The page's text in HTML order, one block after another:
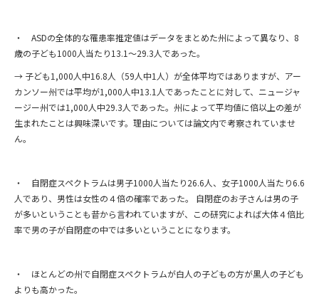
・ ASDの全体的な罹患率推定値はデータをまとめた州によって異なり、8
歳の子ども1000人当たり13.1～29.3人であった。
→ 子ども1,000人中16.8人（59人中1人）が全体平均ではありますが、アー
カンソー州では平均が1,000人中13.1人であったことに対して、ニュージャ
ージー州では1,000人中29.3人であった。州によって平均値に倍以上の差が
生まれたことは興味深いです。理由については論文内で考察されていませ
ん。
・ 自閉症スペクトラムは男子1000人当たり26.6人、女子1000人当たり6.6
人であり、男性は女性の４倍の確率であった。 自閉症のお子さんは男の子
が多いということも昔から言われていますが、この研究によれば大体４倍比
率で男の子が自閉症の中では多いということになります。
・ ほとんどの州で自閉症スペクトラムが白人の子どもの方が黒人の子ども
よりも高かった。